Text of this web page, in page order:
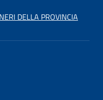
DELLA PROVINCIA